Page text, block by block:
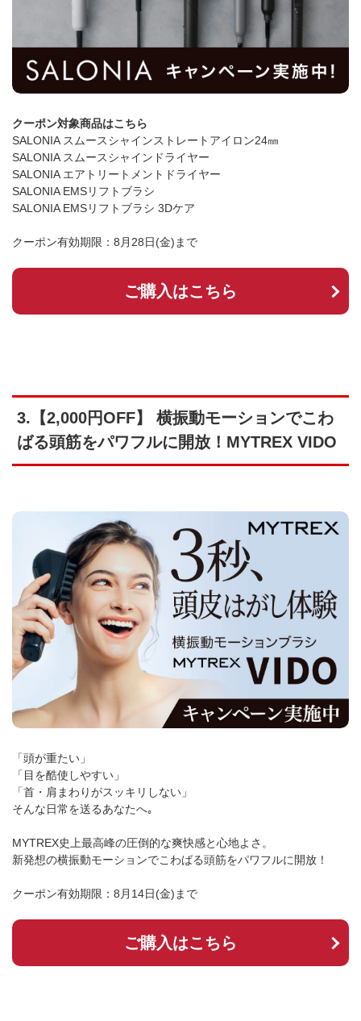
クーポン対象商品はこちら
SALONIA スムースシャインストレートアイロン24㎜
SALONIA スムースシャインドライヤー
SALONIA エアトリートメントドライヤー
SALONIA EMSリフトブラシ
SALONIA EMSリフトブラシ 3Dケア
クーポン有効期限：8月28日(金)まで
ご購入はこちら
3.【2,000円OFF】 横振動モーションでこわ
ばる頭筋をパワフルに開放！MYTREX VIDO
「頭が重たい」
「目を酷使しやすい」
「首・肩まわりがスッキリしない」
そんな日常を送るあなたへ｡
MYTREX史上最高峰の圧倒的な爽快感と心地よさ。
新発想の横振動モーションでこわばる頭筋をパワフルに開放！
クーポン有効期限：8月14日(金)まで
ご購入はこちら